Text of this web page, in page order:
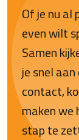
Of je nu al
even wilt
Samen
je snel
contact,
maken we
stap te